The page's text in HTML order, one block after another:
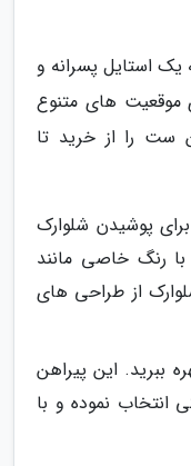
استایل پسرانه و
موقعیت های متنوع
ست را از خرید تا
پوشیدن شلوارک
رنگ خاصی مانند
از طراحی های
ببرید. این پیراهن
انتخاب نموده و با